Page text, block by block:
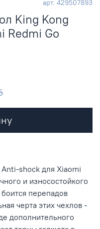
арт. 429507893
King Kong
Redmi Go
shock для Xiaomi
и износостойкого
перепадов
черта этих чехлов -
дополнительного